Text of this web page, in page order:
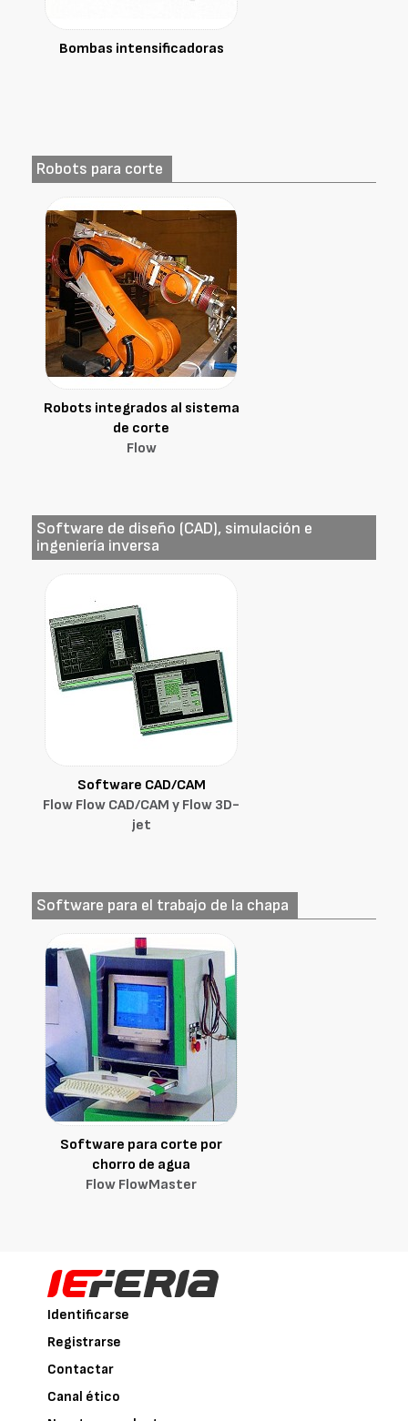
Bombas intensificadoras
Robots para corte
Robots integrados al sistema
de corte
Flow
Software de diseño (CAD), simulación e
ingeniería inversa
Software CAD/CAM
Flow Flow CAD/CAM y Flow 3D-
jet
Software para el trabajo de la chapa
Software para corte por
chorro de agua
Flow FlowMaster
Identificarse
Registrarse
Contactar
Canal ético